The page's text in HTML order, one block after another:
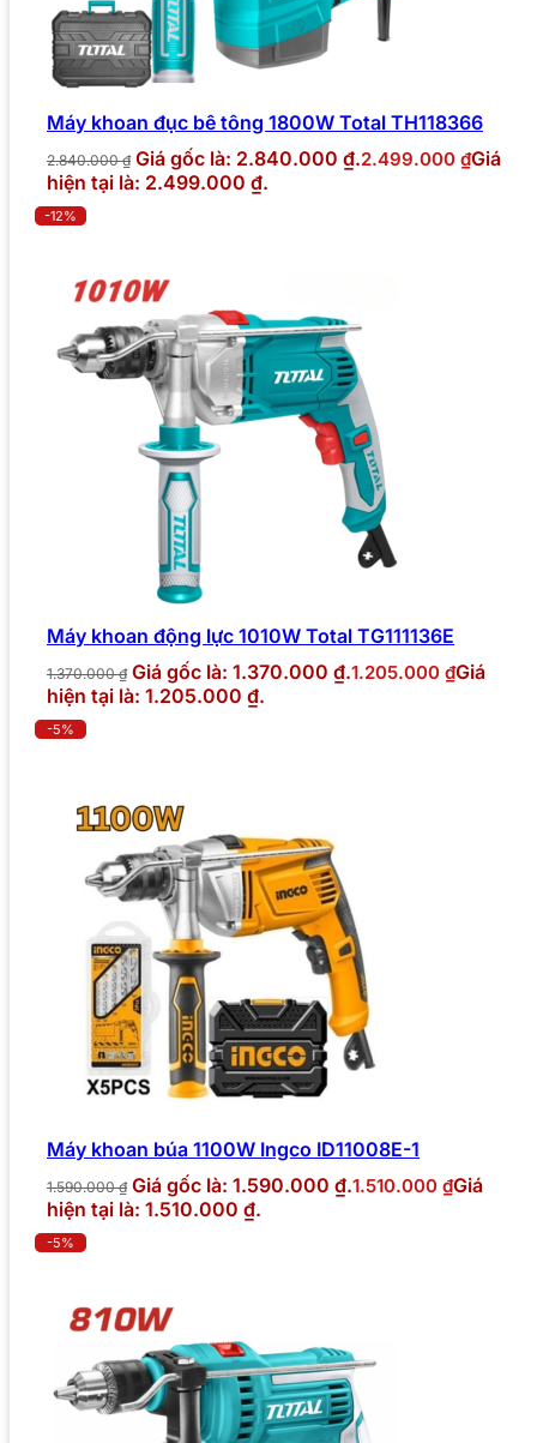
Máy khoan đục bê tông 1800W Total TH118366
2.840.000₫ Giá gốc là: 2.840.000 ₫.2.499.000 ₫Giá
hiện tại là: 2.499.000 ₫.
-12%
Máy khoan động lực 1010W Total TG111136E
1.370.000₫ Giá gốc là: 1.370.000 ₫.1.205.000 ₫Giá
hiện tại là: 1.205.000 ₫.
-5%
Máy khoan búa 1100W Ingco ID11008E-1
1.590.000₫ Giá gốc là: 1.590.000 ₫.1.510.000 ₫Giá
hiện tại là: 1.510.000 ₫.
-5%